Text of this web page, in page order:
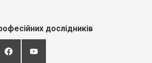
дослідників